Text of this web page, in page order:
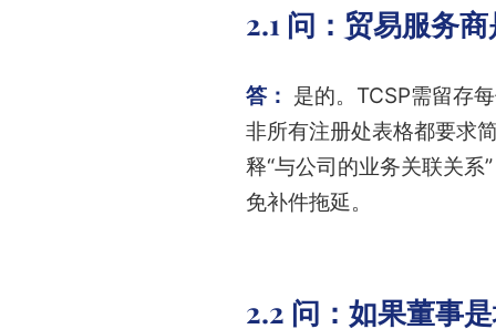
2.1 问：贸易服务
答： 是的。TCSP需留存
非所有注册处表格都要求
释“与公司的业务关联关系
免补件拖延。
2.2 问：如果董事